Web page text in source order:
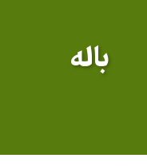
باله